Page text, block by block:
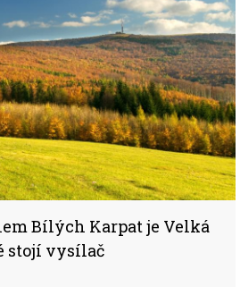
Bílých Karpat je Velká
stojí vysílač